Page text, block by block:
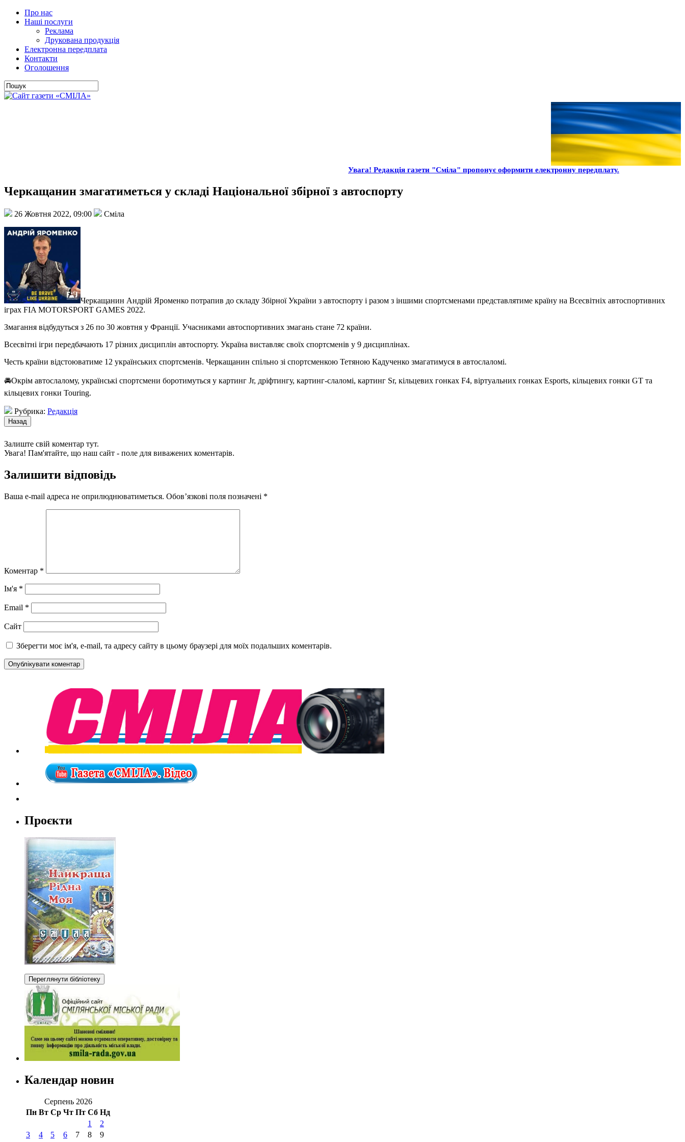
Про нас
Наші послуги
Реклама
Друкована продукція
Електронна передплата
Контакти
Оголошення
Увага! Редакція газети "Сміла" пропонує оформити електронну передплату.
Черкащанин змагатиметься у складі Національної збірної з автоспорту
26 Жовтня 2022, 09:00 Сміла
Черкащанин Андрій Яроменко потрапив до складу Збірної України з автоспорту і разом з іншими спортсменами представлятиме країну на Всесвітніх автоспортивних
іграх FIA MOTORSPORT GAMES 2022.
Змагання відбудуться з 26 по 30 жовтня у Франції. Учасниками автоспортивних змагань стане 72 країни.
Всесвітні ігри передбачають 17 різних дисциплін автоспорту. Україна виставляє своїх спортсменів у 9 дисциплінах.
Честь країни відстоюватиме 12 українських спортсменів. Черкащанин спільно зі спортсменкою Тетяною Кадученко змагатимуся в автослаломі.
🚘Окрім автослалому, українські спортсмени боротимуться у картинг Jr, дріфтингу, картинг-слаломі, картинг Sr, кільцевих гонках F4, віртуальних гонках Esports, кільцевих гонки GT та
кільцевих гонки Touring.
Рубрика: Редакція
Залиште свій коментар тут.
Увага! Пам'ятайте, що наш сайт - поле для виважених коментарів.
Залишити відповідь
Ваша e-mail адреса не оприлюднюватиметься. Обов’язкові поля позначені *
Коментар *
Ім'я *
Email *
Сайт
Зберегти моє ім'я, e-mail, та адресу сайту в цьому браузері для моїх подальших коментарів.
Проєкти
Календар новин
Серпень 2026
Пн Вт Ср Чт Пт Сб Нд
1
2
3
4 5 6 7 8
9